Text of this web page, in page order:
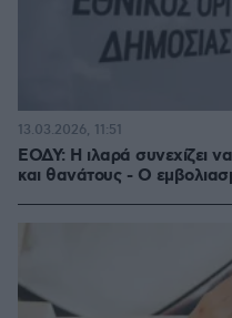
ΕΟΔΥ: Η ιλαρά συνεχίζει
και θανάτους - Ο
13.03.2026, 11:51